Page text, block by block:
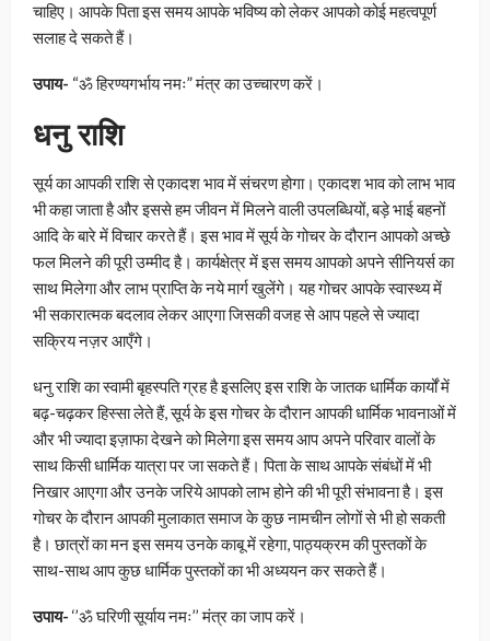
चाहिए। आपके पिता इस समय आपके भविष्य को लेकर आपको कोई महत्वपूर्ण
सलाह दे सकते हैं।
उपाय- “ॐ हिरण्यगर्भाय नमः” मंत्र का उच्चारण करें।
धनु राशि
सूर्य का आपकी राशि से एकादश भाव में संचरण होगा। एकादश भाव को लाभ भाव
भी कहा जाता है और इससे हम जीवन में मिलने वाली उपलब्धियों, बड़े भाई बहनों
आदि के बारे में विचार करते हैं। इस भाव में सूर्य के गोचर के दौरान आपको अच्छे
फल मिलने की पूरी उम्मीद है। कार्यक्षेत्र में इस समय आपको अपने सीनियर्स का
साथ मिलेगा और लाभ प्राप्ति के नये मार्ग खुलेंगे। यह गोचर आपके स्वास्थ्य में
भी सकारात्मक बदलाव लेकर आएगा जिसकी वजह से आप पहले से ज्यादा
सक्रिय नज़र आएँगे।
धनु राशि का स्वामी बृहस्पति ग्रह है इसलिए इस राशि के जातक धार्मिक कार्यों में
बढ़-चढ़कर हिस्सा लेते हैं, सूर्य के इस गोचर के दौरान आपकी धार्मिक भावनाओं में
और भी ज्यादा इज़ाफा देखने को मिलेगा इस समय आप अपने परिवार वालों के
साथ किसी धार्मिक यात्रा पर जा सकते हैं। पिता के साथ आपके संबंधों में भी
निखार आएगा और उनके जरिये आपको लाभ होने की भी पूरी संभावना है। इस
गोचर के दौरान आपकी मुलाकात समाज के कुछ नामचीन लोगों से भी हो सकती
है। छात्रों का मन इस समय उनके काबू में रहेगा, पाठ्यक्रम की पुस्तकों के
साथ-साथ आप कुछ धार्मिक पुस्तकों का भी अध्ययन कर सकते हैं।
उपाय- ‘’ॐ घरिणी सूर्याय नमः’’ मंत्र का जाप करें।